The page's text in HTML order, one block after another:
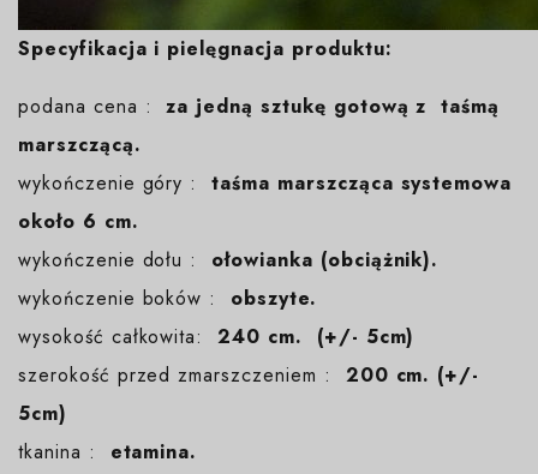
Specyfikacja i pielęgnacja produktu:
podana cena :za jedną sztukę gotową z taśmą
marszczącą.
wykończenie góry :taśma marszcząca systemowa
około 6 cm.
wykończenie dołu : ołowianka (obciążnik).
wykończenie boków : obszyte.
wysokość całkowita:240 cm. (+/- 5cm)
szerokość przed zmarszczeniem : 200 cm. (+/-
5cm)
tkanina : etamina.